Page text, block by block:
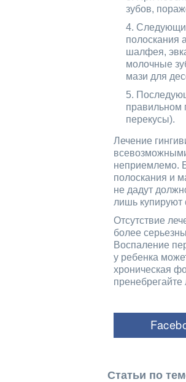
зубов,
полоскания
шалфея,
молочные
мази для
правильном
перекусы).
Лечение
неприемлемо.
полоскания и
не дадут
лишь купируют
Отсутствие
более
Воспаление
у ребенка
хроническая
пренебрегайте
Статьи по